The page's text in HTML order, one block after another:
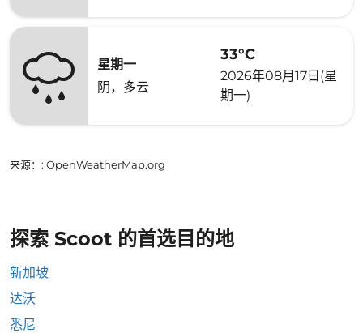
星期一
阴，多云
33°C
2026年08月17日(星
期一)
来源： : OpenWeatherMap.org
探索 Scoot 的首选目的地
新加坡
达沃
悉尼